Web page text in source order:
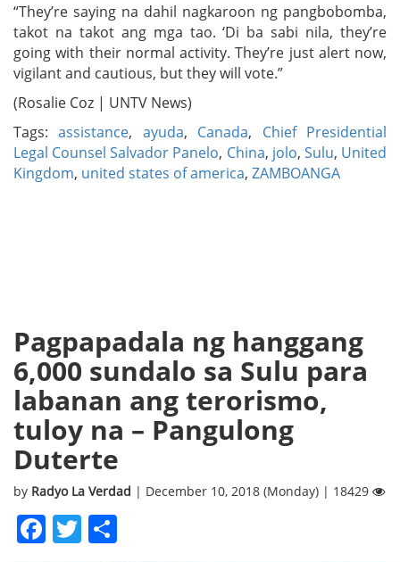
“They’re saying na dahil nagkaroon ng pangbobomba,
takot na takot ang mga tao. ‘Di ba sabi nila, they’re
going with their normal activity. They’re just alert now,
vigilant and cautious, but they will vote.”
(Rosalie Coz | UNTV News)
Tags:assistance, ayuda, Canada, Chief Presidential
Legal Counsel Salvador Panelo, China, jolo, Sulu, United
Kingdom, united states of america, ZAMBOANGA
Pagpapadala ng hanggang
6,000 sundalo sa Sulu para
labanan ang terorismo,
tuloy na – Pangulong
Duterte
by Radyo La Verdad | December 10, 2018 (Monday) | 18429
Facebook
Twitter